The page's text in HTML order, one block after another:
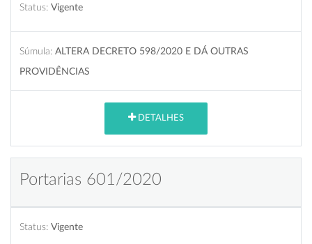
Status: Vigente
Súmula: ALTERA DECRETO 598/2020 E DÁ OUTRAS
PROVIDÊNCIAS
DETALHES
Portarias 601/2020
Status: Vigente